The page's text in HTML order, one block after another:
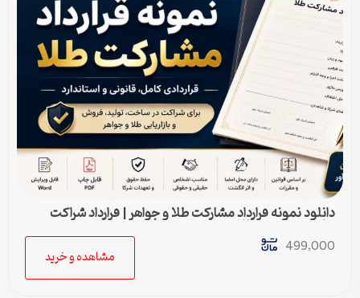
دانلود نمونه قرارداد مشارکت طلا و جواهر | قرارداد شراکت
499,000
مشاهده و خرید